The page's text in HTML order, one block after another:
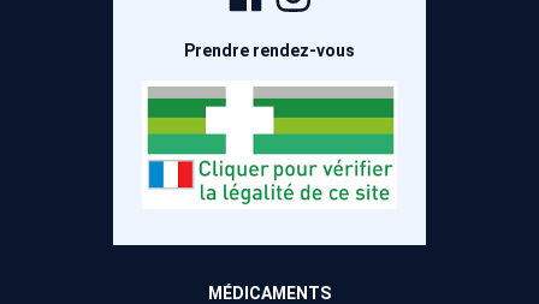
Facebook
Prendre rendez-vous
MÉDICAMENTS